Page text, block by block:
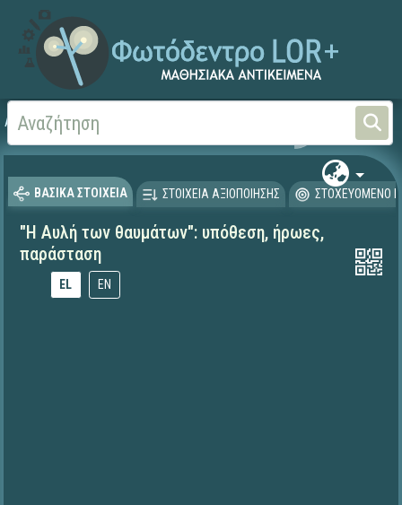
Αρχική
ΒΑΣΙΚΑ ΣΤΟΙΧΕΙΑ ΣΤΟΙΧΕΙΑ ΑΞΙΟΠΟΙΗΣΗΣ ΣΤΟΧΕΥΟΜΕΝΟ
"Η Αυλή των θαυμάτων": υπόθεση, ήρωες,
παράσταση
EL EN